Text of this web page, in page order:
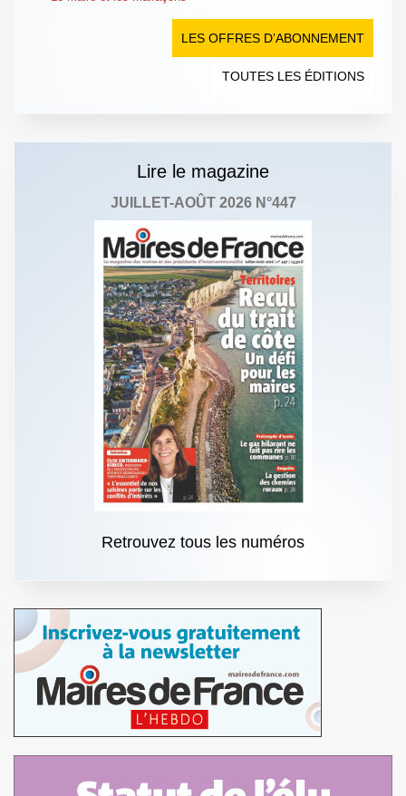
LES OFFRES D’ABONNEMENT
TOUTES LES ÉDITIONS
Lire le magazine
JUILLET-AOÛT 2026 N°447
Retrouvez tous les numéros